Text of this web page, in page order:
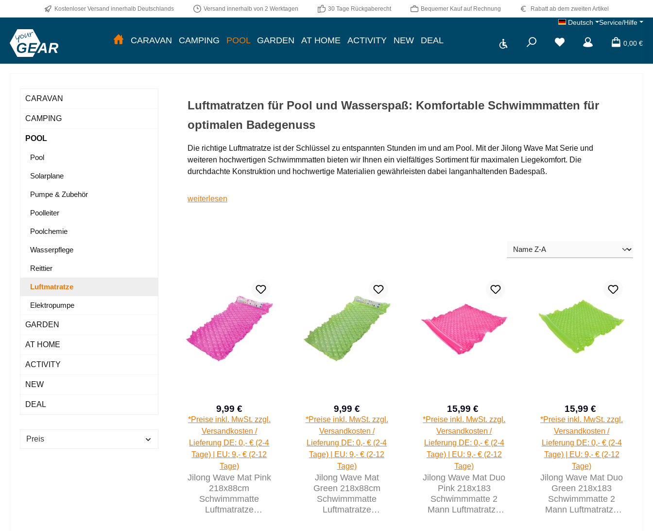
Kostenloser Versand innerhalb Deutschlands Versand innerhalb von 2 Werktagen 30 Tage Rückgaberecht Bequemer Kauf auf Rechnung Rabatt ab dem zweiten Artikel
Deutsch Service/Hilfe
CARAVAN CAMPING POOL GARDEN AT HOME ACTIVITY NEW DEAL Werkzeugleiste anzeigenDu hast 0 Produkte auf
0,00 €
CARAVAN
CAMPING
POOL
Pool
Solarplane
Pumpe & Zubehör
Poolleiter
Poolchemie
Wasserpflege
Reittier
Luftmatratze
Elektropumpe
GARDEN
AT HOME
ACTIVITY
NEW
DEAL
Preis
Luftmatratzen für Pool und Wasserspaß: Komfortable Schwimmmatten für
optimalen Badegenuss
Die richtige Luftmatratze ist der Schlüssel zu entspannten Stunden im und am Pool. Mit der Jilong Wave Mat Serie und
weiteren hochwertigen Schwimmmatten bieten wir Ihnen ein vielfältiges Sortiment für maximalen Liegekomfort. Die
durchdachte Konstruktion und hochwertige Materialien gewährleisten dabei langanhaltenden Badespaß.
weiterlesen
Regulärer Preis:
9,99 €
*Preise inkl. MwSt. zzgl.
Versandkosten /
Lieferung DE: 0,- € (2-4
Tage) | EU: 9,- € (2-12
Tage)
Jilong Wave Mat Pink
218x88cm
Schwimmmatte
Luftmatratze
Regulärer Preis:
9,99 €
*Preise inkl. MwSt. zzgl.
Versandkosten /
Lieferung DE: 0,- € (2-4
Tage) | EU: 9,- € (2-12
Tage)
Jilong Wave Mat
Green 218x88cm
Schwimmmatte
Luftmatratze
Verkaufspreis:
15,99 €
Regulärer Preis:
*Preise inkl. MwSt. zzgl.
Versandkosten /
Lieferung DE: 0,- € (2-4
Tage) | EU: 9,- € (2-12
Tage)
Jilong Wave Mat Duo
Pink 218x183
Schwimmmatte 2
Mann Luftmatratze
Verkaufspreis:
15,99 €
Regulärer
*Preise inkl. MwSt. zzgl.
Versandkosten /
Lieferung DE: 0,- € (2-4
Tage) | EU: 9,- € (2-12
Tage)
Jilong Wave Mat Duo
Green 218x183
Schwimmmatte 2
Mann Luftmatratze